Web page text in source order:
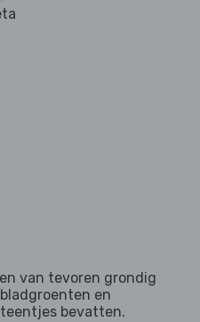
van tevoren grondig
en
bevatten.